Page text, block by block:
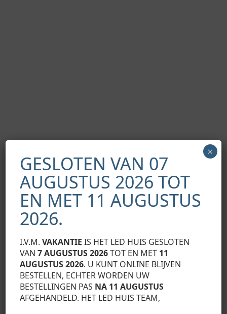
Montageschema van de verlichtingssysteemelementen met
behulp van het INSO inbouwprofiel en (1) WIDE lampenkap,
(2) drie LED-strips, (3) eindkappen, (4) schroeven waarmee
SKU: 12-0092-01
Categorie: Lumines profiel eindkappen
Gerelateerde producten
GESLOTEN VAN 07
AUGUSTUS 2026 TOT
EN MET 11 AUGUSTUS
2026.
I.V.M.VAKANTIE IS HET LED HUIS GESLOTEN
VAN7 AUGUSTUS 2026TOT EN MET 11
AUGUSTUS 2026. U KUNT ONLINE BLIJVEN
BESTELLEN, ECHTER WORDEN UW
BESTELLINGEN PAS NA 11 AUGUSTUS
AFGEHANDELD. HET LED HUIS TEAM,
×